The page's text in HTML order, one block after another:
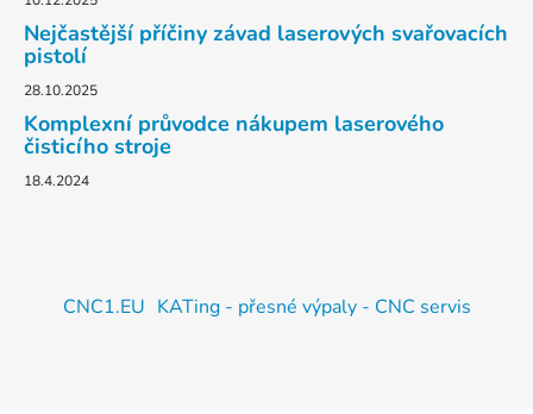
Nejčastější příčiny závad laserových svařovacích
pistolí
28.10.2025
Komplexní průvodce nákupem laserového
čisticího stroje
18.4.2024
CNC1.EU KATing - přesné výpaly - CNC servis